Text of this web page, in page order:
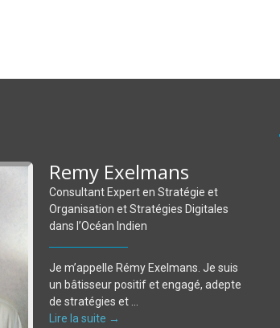
Remy Exelmans
Consultant Expert en Stratégie et
Organisation et Stratégies Digitales
dans l’Océan Indien
Je m’appelle Rémy Exelmans. Je suis
un bâtisseur positif et engagé, adepte
de stratégies et ...
Lire la suite →